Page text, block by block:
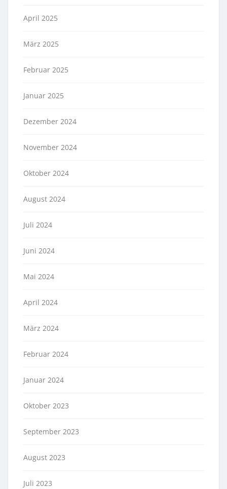
April 2025
März 2025
Februar 2025
Januar 2025
Dezember 2024
November 2024
Oktober 2024
August 2024
Juli 2024
Juni 2024
Mai 2024
April 2024
März 2024
Februar 2024
Januar 2024
Oktober 2023
September 2023
August 2023
Juli 2023